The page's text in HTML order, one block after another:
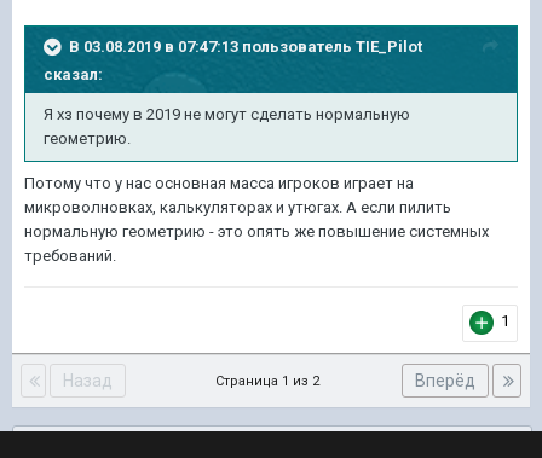
В 03.08.2019 в 07:47:13 пользователь TIE_Pilot
сказал:
Я хз почему в 2019 не могут сделать нормальную
геометрию.
Потому что у нас основная масса игроков играет на
микроволновках, калькуляторах и утюгах. А если пилить
нормальную геометрию - это опять же повышение системных
требований.
1
Назад Вперёд
Страница 1 из 2